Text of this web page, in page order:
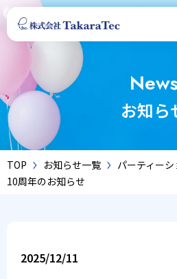
News
お知ら
TOP お知らせ一覧
パーティー
10周年のお知らせ
2025/12/11